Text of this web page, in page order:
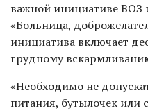
важной инициативе
«Больница,
инициатива включает
грудному
«Необходимо не
питания, бутылочек или